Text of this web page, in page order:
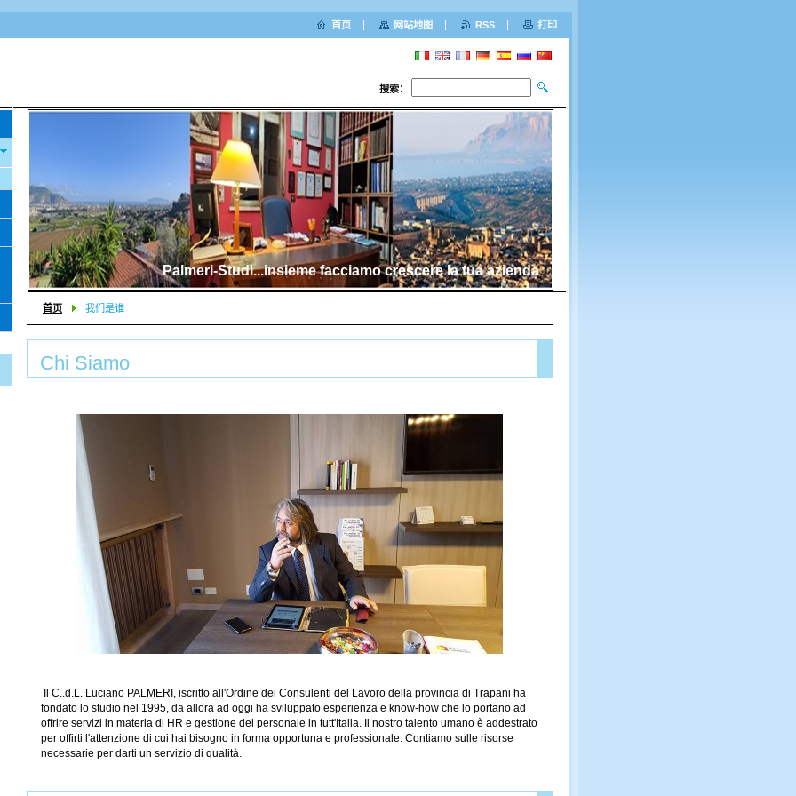
搜索：
Palmeri-Studi...insieme facciamo crescere la tua azienda
首页 我们是谁
Chi Siamo
Il C..d.L. Luciano PALMERI, iscritto all'Ordine dei Consulenti del Lavoro della provincia di Trapani ha
fondato lo studio nel 1995, da allora ad oggi ha sviluppato esperienza e know-how che lo portano ad
offrire servizi in materia di HR e gestione del personale in tutt'Italia. Il nostro talento umano è addestrato
per offirti l'attenzione di cui hai bisogno in forma opportuna e professionale. Contiamo sulle risorse
necessarie per darti un servizio di qualità.
首页 网站地图 RSS 打印